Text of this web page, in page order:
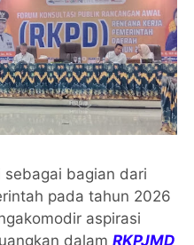
sebagai bagian dari
pada tahun 2026
aspirasi
dalamRKPJMD